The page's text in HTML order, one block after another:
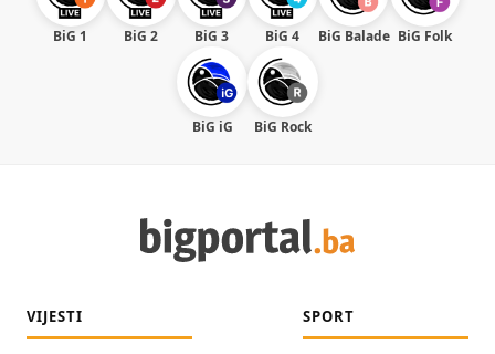
BiG 1 BiG 2 BiG 3 BiG 4 BiG Balade BiG Folk
BiG iG BiG Rock
VIJESTI SPORT